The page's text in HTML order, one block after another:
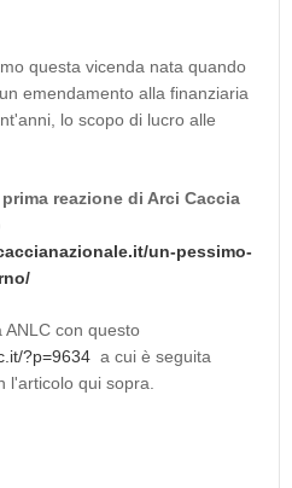
questa vicenda nata quando
emendamento alla finanziaria
lo scopo di lucro alle
reazione di Arci Caccia
un-pessimo-
ANLC con questo
?p=9634 a cui è seguita
l'articolo qui sopra.